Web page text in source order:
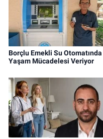
Borçlu Emekli Su Otomatında
Yaşam Mücadelesi Veriyor